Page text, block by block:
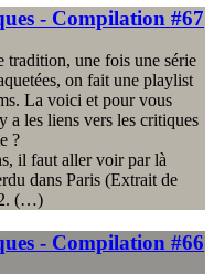
- Compilation #67
tradition, une fois une série
on fait une playlist
La voici et pour vous
a les liens vers les critiques
?
il faut aller voir par là
dans Paris (Extrait de
(…)
- Compilation #66